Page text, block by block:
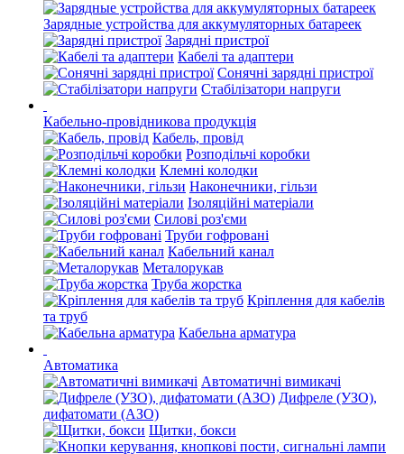
Зарядные устройства для аккумуляторных батареек
Зарядні пристрої
Кабелі та адаптери
Сонячні зарядні пристрої
Стабілізатори напруги
Кабельно-провідникова продукція
Кабель, провід
Розподільчі коробки
Клемні колодки
Наконечники, гільзи
Ізоляційні матеріали
Силові роз'єми
Труби гофровані
Кабельний канал
Металорукав
Труба жорстка
Кріплення для кабелів
та труб
Кабельна арматура
Автоматика
Автоматичні вимикачі
Дифреле (УЗО),
дифатомати (АЗО)
Щитки, бокси